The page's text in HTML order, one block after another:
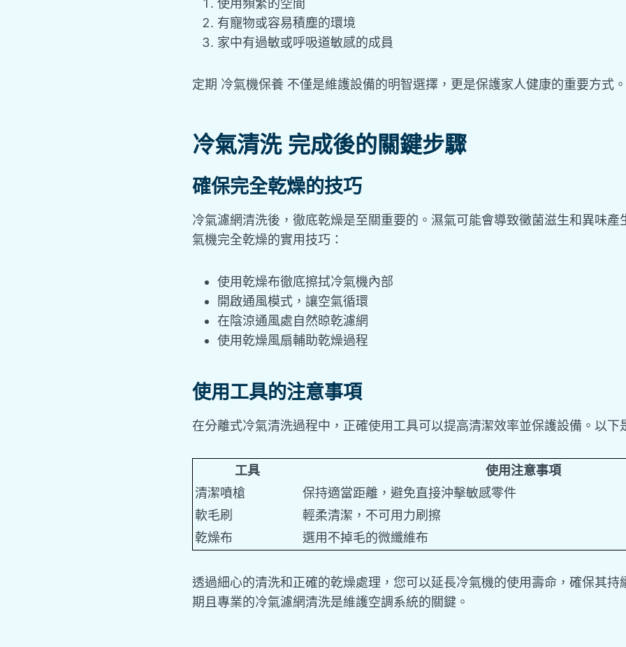
使用頻繁的空間
有寵物或容易積塵的環境
家中有過敏或呼吸道敏感的成員
定期 冷氣機保養 不僅是維護設備的明智選擇，更是保護家人健康的重要方式。
冷氣清洗 完成後的關鍵步驟
確保完全乾燥的技巧
冷氣濾網清洗後，徹底乾燥是至關重要的。濕氣可能會導致黴菌滋生和異味產
氣機完全乾燥的實用技巧：
使用乾燥布徹底擦拭冷氣機內部
開啟通風模式，讓空氣循環
在陰涼通風處自然晾乾濾網
使用乾燥風扇輔助乾燥過程
使用工具的注意事項
在分離式冷氣清洗過程中，正確使用工具可以提高清潔效率並保護設備。以下
工具
使用注意事項
清潔噴槍
保持適當距離，避免直接沖擊敏感零件
軟毛刷
輕柔清潔，不可用力刷擦
乾燥布
選用不掉毛的微纖維布
透過細心的清洗和正確的乾燥處理，您可以延長冷氣機的使用壽命，確保其持
期且專業的冷氣濾網清洗是維護空調系統的關鍵。